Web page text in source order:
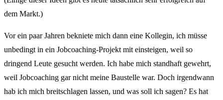
dem Markt.)
Vor ein paar Jahren bekniete mich dann eine Kollegin, ich müsse
unbedingt in ein Jobcoaching-Projekt mit einsteigen, weil so
dringend Leute gesucht werden. Ich habe mich standhaft gewehrt,
weil Jobcoaching gar nicht meine Baustelle war. Doch irgendwann
hab ich mich breitschlagen lassen, und was soll ich sagen? Es hat